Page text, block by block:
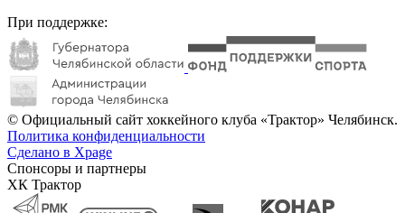
При поддержке:
© Официальный сайт хоккейного клуба «Трактор» Челябинск.
Политика конфиденциальности
Сделано в Xpage
Спонсоры и партнеры
ХК Трактор